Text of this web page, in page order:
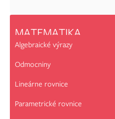
MATEMATIKA
Algebraické výrazy
Odmocniny
Lineárne rovnice
Parametrické rovnice